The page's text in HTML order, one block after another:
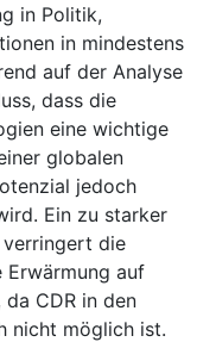
in Politik,
in mindestens
auf der Analyse
dass die
eine wichtige
globalen
jedoch
Ein zu starker
verringert die
Erwärmung auf
CDR in den
nicht möglich ist.